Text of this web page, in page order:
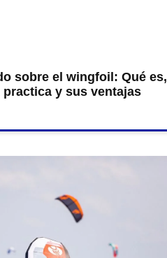
sobre el wingfoil: Qué es,
practica y sus ventajas